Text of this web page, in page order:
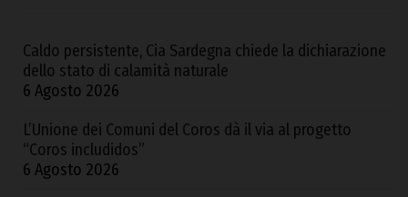
Caldo persistente, Cia Sardegna chiede la dichiarazione
dello stato di calamità naturale
6 Agosto 2026
L’Unione dei Comuni del Coros dà il via al progetto
“Coros includidos”
6 Agosto 2026